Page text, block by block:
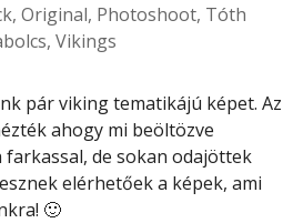
, Original, Photoshoot, Tóth
, Vikings
pár viking tematikájú képet. Az
ahogy mi beöltözve
de sokan odajöttek
elérhetőek a képek, ami
🙂